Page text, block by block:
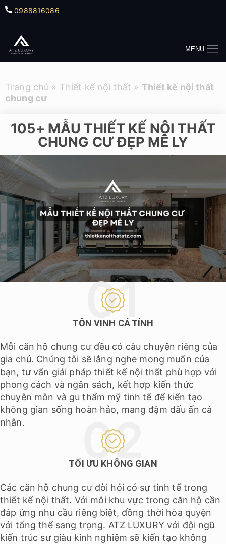
0988816086
MENU
Trang chủ » Thiết kế nội thất » Thiết kế nội thất
chung cư
105+ MẪU THIẾT KẾ NỘI THẤT
CHUNG CƯ ĐẸP MÊ LY
TÔN VINH CÁ TÍNH
Mỗi căn hộ chung cư đều có câu chuyện riêng của
gia chủ. Chúng tôi sẽ lắng nghe mong muốn của
bạn, tư vấn giải pháp thiết kế nội thất phù hợp với
phong cách và ngân sách, kết hợp kiến thức
chuyên môn và gu thẩm mỹ tinh tế để kiến tạo
không gian sống hoàn hảo, mang đậm dấu ấn cá
nhân.
TỐI ƯU KHÔNG GIAN
Các căn hộ chung cư đòi hỏi có sự tinh tế trong
thiết kế nội thất. Với mỗi khu vực trong căn hộ cần
đáp ứng nhu cầu riêng biệt, đồng thời hòa quyện
với tổng thể sang trọng. ATZ LUXURY với đội ngũ
kiến trúc sư giàu kinh nghiệm sẽ kiến tạo không